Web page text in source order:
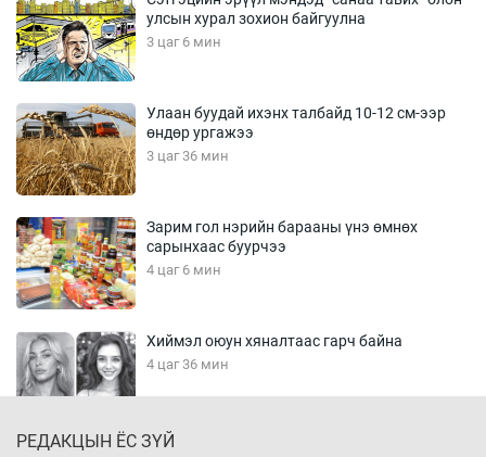
улсын хурал зохион байгуулна
3 цаг 6 мин
Улаан буудай ихэнх талбайд 10-12 см-ээр
өндөр ургажээ
3 цаг 36 мин
Зарим гол нэрийн барааны үнэ өмнөх
сарынхаас буурчээ
4 цаг 6 мин
Хиймэл оюун хяналтаас гарч байна
4 цаг 36 мин
РЕДАКЦЫН ЁС ЗҮЙ